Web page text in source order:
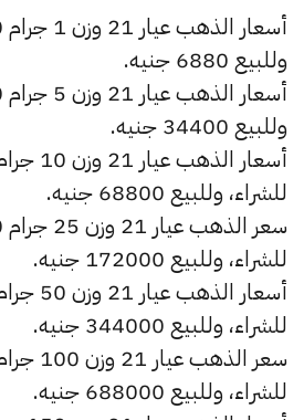
وللبيع 6880 جنيه.
وللبيع 34400 جنيه.
للشراء، وللبيع 68800 جنيه.
للشراء، وللبيع 172000 جنيه.
للشراء، وللبيع 344000 جنيه.
للشراء، وللبيع 688000 جنيه.